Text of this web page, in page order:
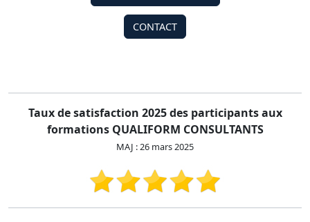
CONTACT
Taux de satisfaction 2025 des participants aux
formations QUALIFORM CONSULTANTS
MAJ : 26 mars 2025